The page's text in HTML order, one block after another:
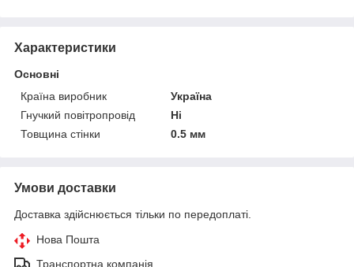
Характеристики
Основні
Країна виробник
Україна
Гнучкий повітропровід
Ні
Товщина стінки
0.5 мм
Умови доставки
Доставка здійснюється тільки по передоплаті.
Нова Пошта
Транспортна компанія